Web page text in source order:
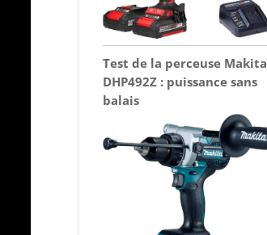
Test de la perceuse Makita
DHP492Z : puissance sans
balais